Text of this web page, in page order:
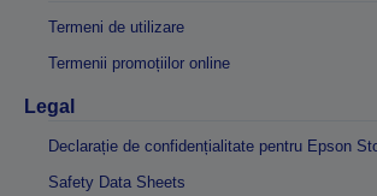
Termeni de utilizare
Termenii promoțiilor online
Legal
Declarație de confidențialitate pentru Epson
Safety Data Sheets